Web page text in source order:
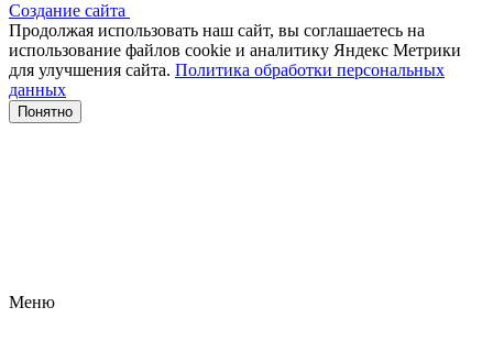
Создание сайта
Продолжая использовать наш сайт, вы соглашаетесь на
использование файлов сооkіе и аналитику Яндекс Метрики
для улучшения сайта. Политика обработки персональных
данных
Понятно
Меню